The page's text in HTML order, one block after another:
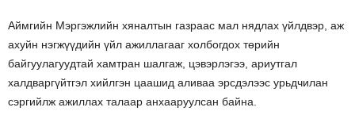
Аймгийн Мэргэжлийн хяналтын газраас мал нядлах үйлдвэр, аж
ахуйн нэгжүүдийн үйл ажиллагааг холбогдох төрийн
байгуулагуудтай хамтран шалгаж, цэвэрлэгээ, ариутгал
халдваргүйтгэл хийлгэн цаашид аливаа эрсдэлээс урьдчилан
сэргийлж ажиллах талаар анхааруулсан байна.